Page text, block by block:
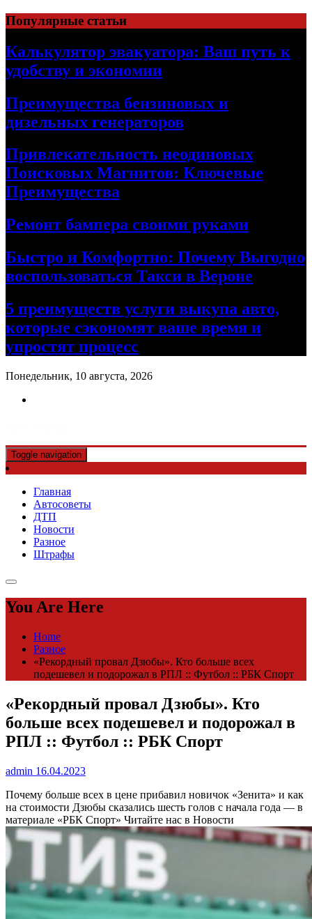
Skip
to
content
Популярные статьи
Калькулятор эвакуатора: Ваш путь к
удобству и экономии
Преимущества бензиновых и
дизельных генераторов
Привлекательность неодиновых
Поисковых Магнитов: Ключевые
Преимущества
Ремонт бампера своими руками
Быстро и Комфортно: Почему Выгодно
воспользоваться Такси в Вероне
5 преимуществ услуги выкупа авто,
которые сэкономят ваше время и
упростят процесс
Понедельник, 10 августа, 2026
Toggle navigation
Главная
Автосоветы
ДТП
Новости
Разное
Штрафы
You Are Here
Home
Разное
«Рекордный провал Дзюбы». Кто больше всех
подешевел и подорожал в РПЛ :: Футбол :: РБК Спорт
«Рекордный провал Дзюбы». Кто
больше всех подешевел и подорожал в
РПЛ :: Футбол :: РБК Спорт
admin 16.04.2023
Почему больше всех в цене прибавил новичок «Зенита» и как
на стоимости Дзюбы сказались шесть голов с начала года — в
материале «РБК Спорт» Читайте нас в Новости